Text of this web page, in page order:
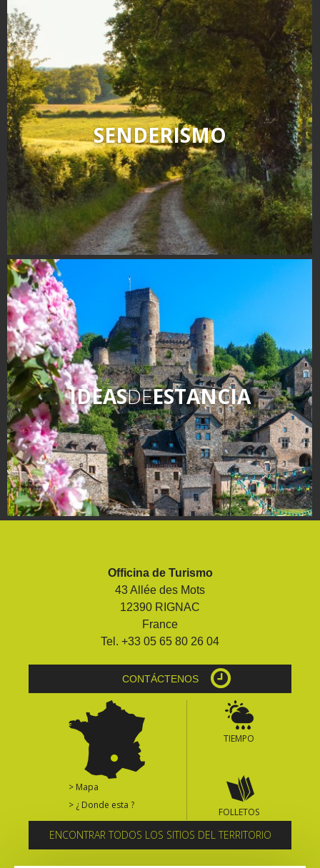
SENDERISMO
IDEASDEESTANCIA
Officina de Turismo
43 Allée des Mots
12390 RIGNAC
France
Tel. +33 05 65 80 26 04
CONTÁCTENOS
> Mapa
> ¿ Donde esta ?
TIEMPO
FOLLETOS
ENCONTRAR TODOS LOS SITIOS DEL TERRITORIO